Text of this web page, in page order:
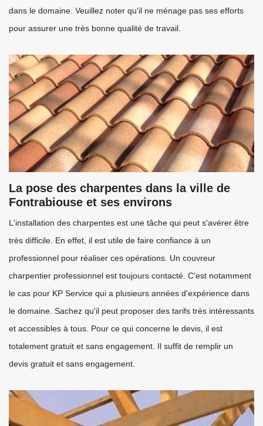
dans le domaine. Veuillez noter qu'il ne ménage pas ses efforts
pour assurer une très bonne qualité de travail.
La pose des charpentes dans la ville de
Fontrabiouse et ses environs
L'installation des charpentes est une tâche qui peut s'avérer être
très difficile. En effet, il est utile de faire confiance à un
professionnel pour réaliser ces opérations. Un couvreur
charpentier professionnel est toujours contacté. C'est notamment
le cas pour KP Service qui a plusieurs années d'expérience dans
le domaine. Sachez qu'il peut proposer des tarifs très intéressants
et accessibles à tous. Pour ce qui concerne le devis, il est
totalement gratuit et sans engagement. Il suffit de remplir un
devis gratuit et sans engagement.